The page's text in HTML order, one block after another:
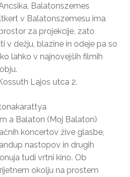
Balatonszemes
v Balatonszemesu ima
za projekcije, zato
v dežju, blazine in odeje pa so
lahko v najnovejših filmih
Lajos utca 2.
a Balaton (Moj Balaton)
koncertov žive glasbe,
nastopov in drugih
tudi vrtni kino. Ob
okolju na prostem